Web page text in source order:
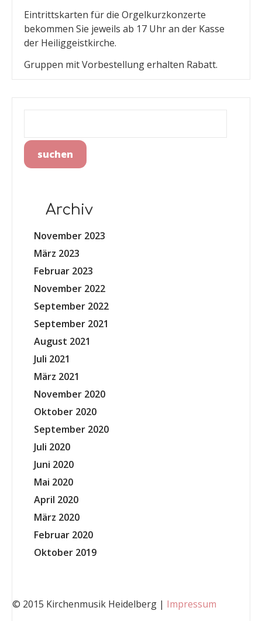
Eintrittskarten für die Orgelkurzkonzerte
bekommen Sie jeweils ab 17 Uhr an der Kasse
der Heiliggeistkirche.
Gruppen mit Vorbestellung erhalten Rabatt.
Archiv
November 2023
März 2023
Februar 2023
November 2022
September 2022
September 2021
August 2021
Juli 2021
März 2021
November 2020
Oktober 2020
September 2020
Juli 2020
Juni 2020
Mai 2020
April 2020
März 2020
Februar 2020
Oktober 2019
© 2015 Kirchenmusik Heidelberg | Impressum